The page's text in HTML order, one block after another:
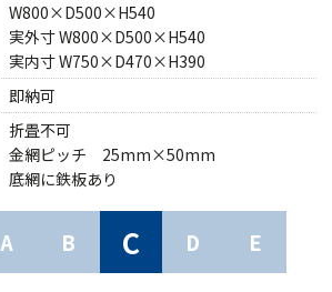
W800×D500×H540
実外寸 W800×D500×H540
実内寸 W750×D470×H390
即納可
折畳不可
金網ピッチ 25mm×50mm
底網に鉄板あり
A B C D E